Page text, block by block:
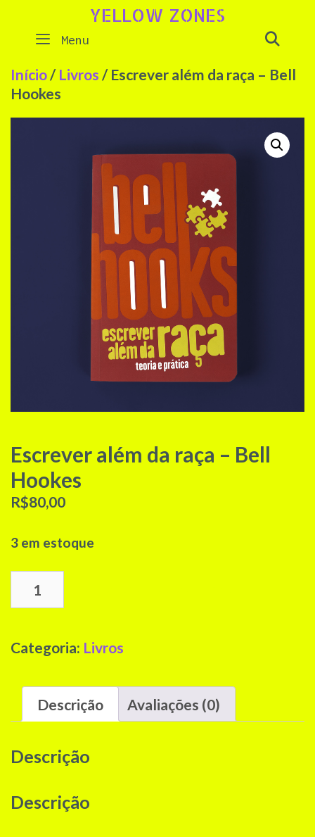
content
YELLOW ZONES
Menu
Início/ Livros / Escrever além da raça – Bell
Hookes
Escrever além da raça – Bell
Hookes
R$80,00
3 em estoque
além
-
Hookes
quantidade
Categoria: Livros
Descrição Avaliações (0)
Descrição
Descrição